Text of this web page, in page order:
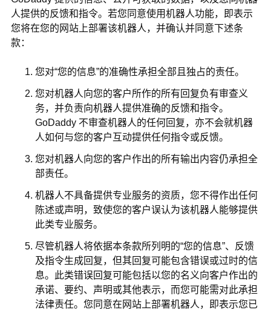
人提供的反馈和指令。若您同意使用机器人功能，即表示
您将在您的网站上部署该机器人，并确认并同意下述条
款：
您对“您的信息”的准确性承担全部且独占的责任。
您对机器人向您的客户所作的所有回复负有审查义
务，并负责向机器人提供准确的反馈和指令。
GoDaddy 不审查机器人的任何回复，亦不会就机器
人如何与您的客户互动提供任何指令或反馈。
您对机器人向您的客户作出的所有输出内容仍承担全
部责任。
机器人不具备提供专业服务的资质，您不得作出任何
陈述或声明，致使您的客户误认为该机器人能够提供
此类专业服务。
尽管机器人将依据本条款所列明的“您的信息”、反馈
及指令生成回复，但其回复可能包含错误或过时的信
息。此类错误回复可能包括以您的名义向客户作出的
承诺、要约、声明或其他表示，而您可能需对此承担
法律责任。您同意在网站上部署机器人，即表示您已